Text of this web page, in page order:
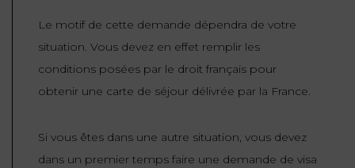
Le motif de cette demande dépendra de votre
situation. Vous devez en effet remplir les
conditions posées par le droit français pour
obtenir une carte de séjour délivrée par la France.
Si vous êtes dans une autre situation, vous devez
dans un premier temps faire une demande de visa